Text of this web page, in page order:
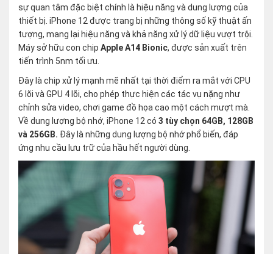
sự quan tâm đặc biệt chính là hiệu năng và dung lượng của
thiết bị. iPhone 12 được trang bị những thông số kỹ thuật ấn
tượng, mang lại hiệu năng và khả năng xử lý dữ liệu vượt trội.
Máy sở hữu con chip Apple A14 Bionic, được sản xuất trên
tiến trình 5nm tối ưu.
Đây là chip xử lý mạnh mẽ nhất tại thời điểm ra mắt với CPU
6 lõi và GPU 4 lõi, cho phép thực hiện các tác vụ nặng như
chỉnh sửa video, chơi game đồ họa cao một cách mượt mà.
Về dung lượng bộ nhớ, iPhone 12 có 3 tùy chọn 64GB, 128GB
và 256GB. Đây là những dung lượng bộ nhớ phổ biến, đáp
ứng nhu cầu lưu trữ của hầu hết người dùng.